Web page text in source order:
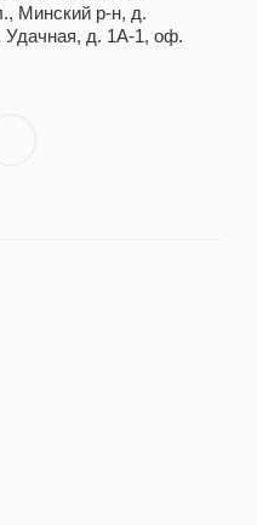
Минский р-н, д.
Удачная, д. 1А-1, оф.